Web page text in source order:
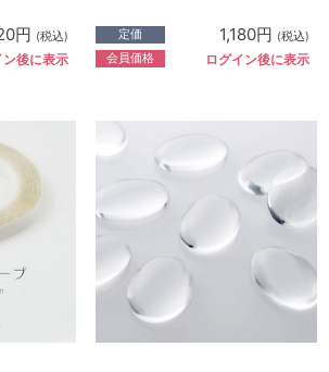
円 (税込)
ン後に表示
定価 1,180円 (税込)
会員価格 ログイン後に表示